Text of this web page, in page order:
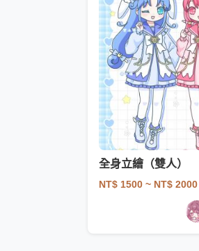
全身立繪（雙人）
NT$ 1500 ~ NT$ 2000